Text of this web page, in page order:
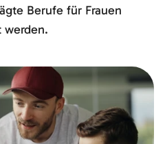
Berufe für Frauen
werden.